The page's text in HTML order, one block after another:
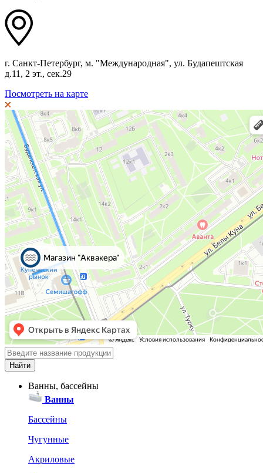
г. Санкт-Петербург, м. "Международная", ул. Будапештская
д.11, 2 эт., сек.29
Посмотреть на карте
Ванны, бассейны
Ванны
Бассейны
Чугунные
Акриловые